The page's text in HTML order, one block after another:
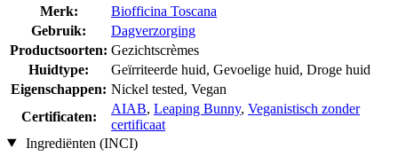
Merk:
Biofficina Toscana
Gebruik:
Dagverzorging
Productsoorten: Gezichtscrèmes
Huidtype:
Geïrriteerde huid, Gevoelige huid, Droge huid
Eigenschappen: Nickel tested, Vegan
Certificaten:
AIAB, Leaping Bunny, Veganistisch zonder
certificaat
Ingrediënten (INCI)